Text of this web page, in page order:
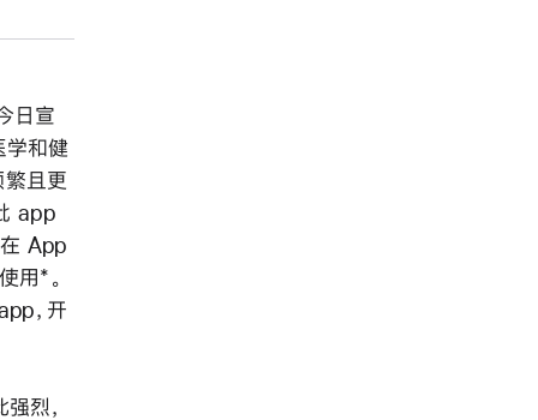
日宣
学和健
繁且更
app
在 App
用*。
，开
烈，